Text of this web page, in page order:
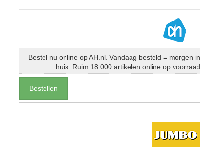
Bestel nu online op AH.nl. Vandaag besteld = morgen in
huis. Ruim 18.000 artikelen online op voorraad
Bestellen